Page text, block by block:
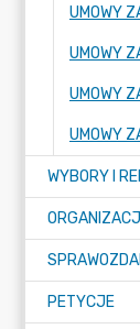
UMOWY
UMOWY
UMOWY
WYBORY I
PETYCJE